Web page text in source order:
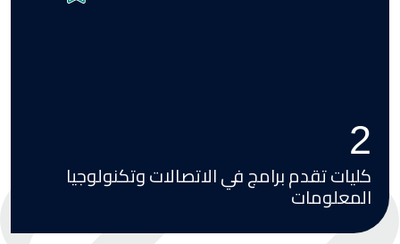
4
كليات تقدم برامج في الاتصالات وتكنولوجيا
المعلومات